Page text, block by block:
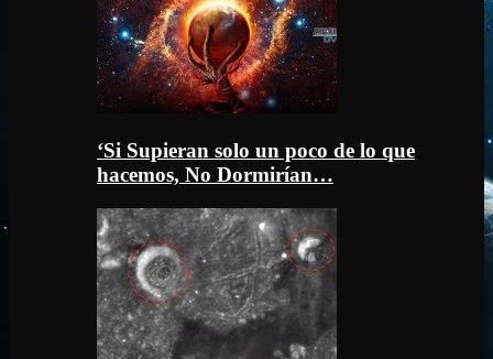
‘Si Supieran solo un poco de lo que
hacemos, No Dormirían…